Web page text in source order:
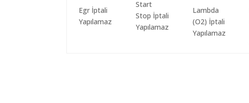
Egr İptali
Yapılamaz
Start
Stop İptali
Yapılamaz
Lambda
(O2) İptali
Yapılamaz